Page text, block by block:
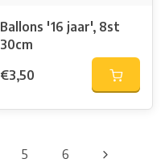
Ballons '16 jaar', 8st
30cm
€3,50
5 6